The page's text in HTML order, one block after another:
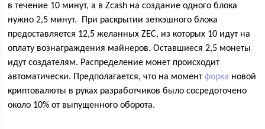
в течение 10 минут, а в Zcash на создание одного блока
нужно 2,5 минут. При раскрытии зеткэшного блока
предоставляется 12,5 желанных ZEC, из которых 10 идут на
оплату вознаграждения майнеров. Оставшиеся 2,5 монеты
идут создателям. Распределение монет происходит
автоматически. Предполагается, что на моментфорка новой
криптовалюты в руках разработчиков было сосредоточено
около 10% от выпущенного оборота.